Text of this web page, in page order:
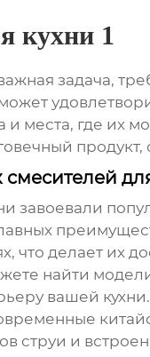
кухни 1
задача,
места, где их
завоевали
что делает их
найти
вашей кухни.
струи и